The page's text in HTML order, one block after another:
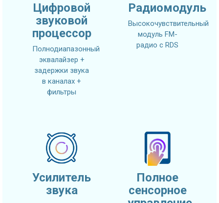
Цифровой
звуковой
процессор
Полнодиапазонный
эквалайзер +
задержки звука
в каналах +
фильтры
Радиомодуль
Высокочувствительный
модуль FM-
радио с RDS
Усилитель
звука
Полное
сенсорное